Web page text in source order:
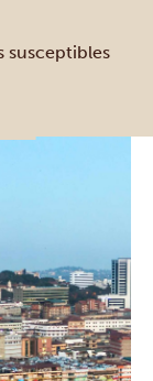
susceptibles